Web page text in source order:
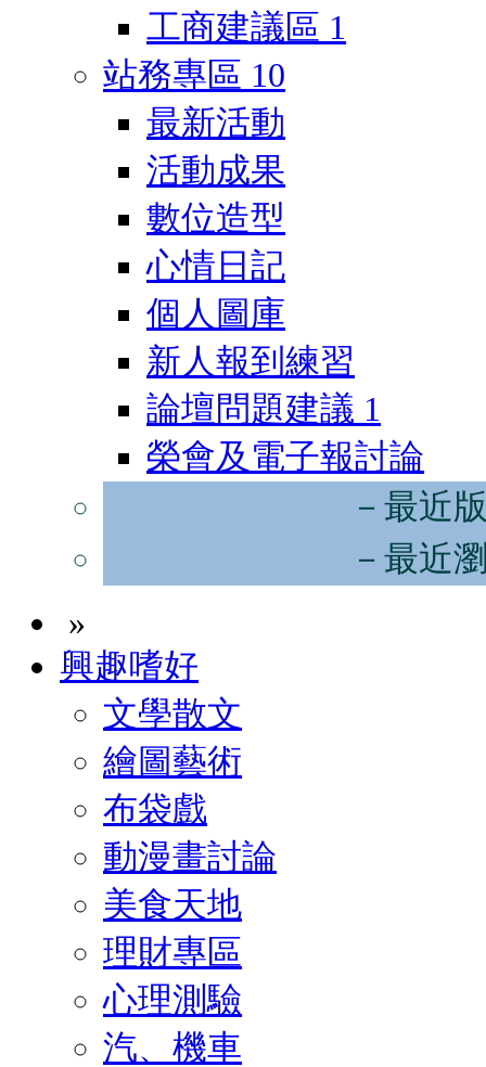
工商建議區 1
站務專區 10
最新活動
活動成果
數位造型
心情日記
個人圖庫
新人報到練習
論壇問題建議 1
榮會及電子報討論
－最近
－最近
»
興趣嗜好
文學散文
繪圖藝術
布袋戲
動漫畫討論
美食天地
理財專區
心理測驗
汽、機車